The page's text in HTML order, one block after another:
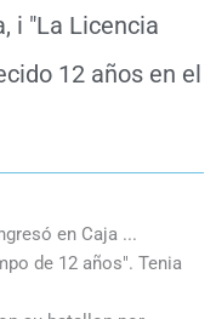
i "La Licencia
12 años en el
en Caja ...
de 12 años". Tenia